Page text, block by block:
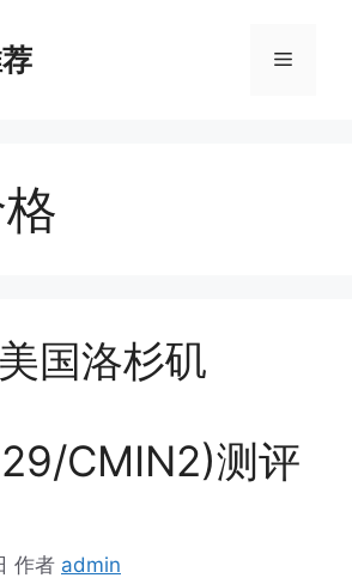
菜
国洛杉矶
CMIN2)测评
作者 admin